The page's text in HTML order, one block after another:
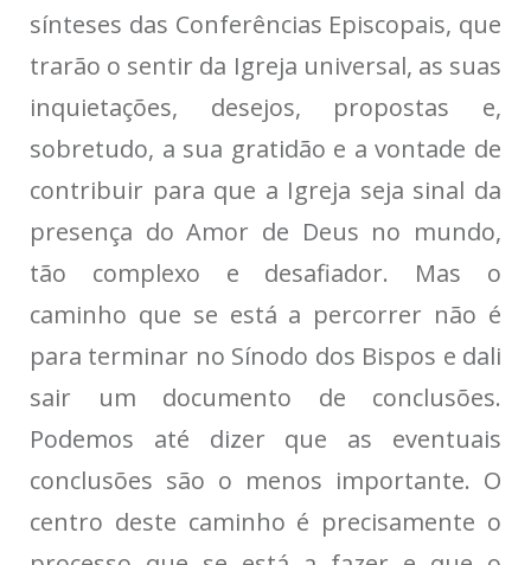
sínteses das Conferências Episcopais, que
trarão o sentir da Igreja universal, as suas
inquietações, desejos, propostas e,
sobretudo, a sua gratidão e a vontade de
contribuir para que a Igreja seja sinal da
presença do Amor de Deus no mundo,
tão complexo e desafiador. Mas o
caminho que se está a percorrer não é
para terminar no Sínodo dos Bispos e dali
sair um documento de conclusões.
Podemos até dizer que as eventuais
conclusões são o menos importante. O
centro deste caminho é precisamente o